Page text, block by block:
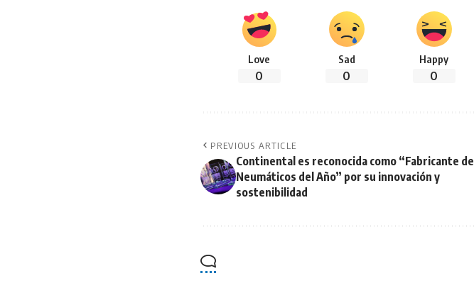
Love
0
Sad
0
Happy
0
PREVIOUS ARTICLE
Continental es reconocida como “Fabricante de
Neumáticos del Año” por su innovación y
sostenibilidad